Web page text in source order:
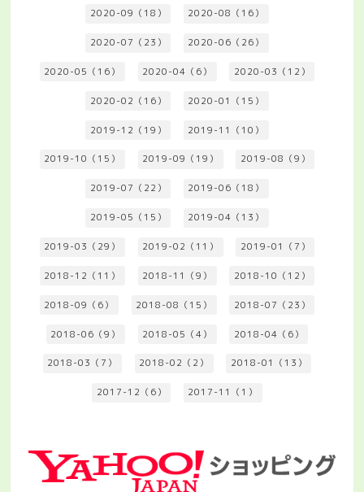
2020-09（18） 2020-08（16）
2020-07（23） 2020-06（26）
2020-05（16） 2020-04（6） 2020-03（12）
2020-02（16） 2020-01（15）
2019-12（19） 2019-11（10）
2019-10（15） 2019-09（19） 2019-08（9）
2019-07（22） 2019-06（18）
2019-05（15） 2019-04（13）
2019-03（29） 2019-02（11） 2019-01（7）
2018-12（11） 2018-11（9） 2018-10（12）
2018-09（6） 2018-08（15） 2018-07（23）
2018-06（9） 2018-05（4） 2018-04（6）
2018-03（7） 2018-02（2） 2018-01（13）
2017-12（6） 2017-11（1）